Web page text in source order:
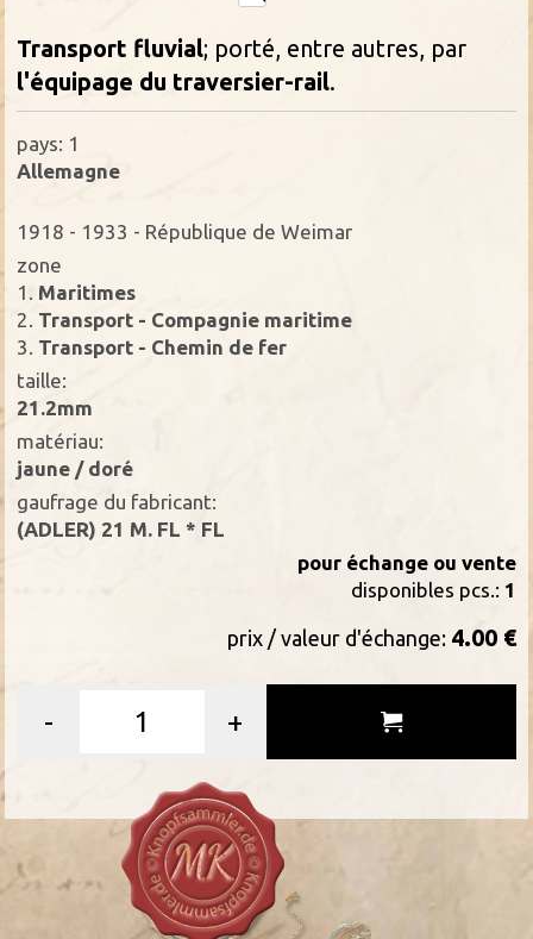
Transport fluvial; porté, entre autres, par
l'équipage du traversier-rail.
pays: 1
Allemagne
1918 - 1933 - République de Weimar
zone
1.
Maritimes
2. Transport - Compagnie maritime
3. Transport - Chemin de fer
taille:
21.2mm
matériau:
jaune / doré
gaufrage du fabricant:
(ADLER) 21 M. FL * FL
pour échange ou vente
disponibles pcs.: 1
prix / valeur d'échange: 4.00 €
- +